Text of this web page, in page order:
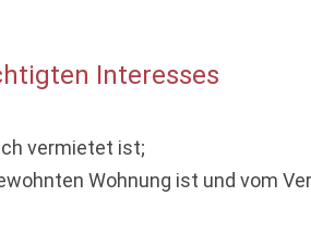
Interesses
vermietet ist;
Wohnung ist und vom